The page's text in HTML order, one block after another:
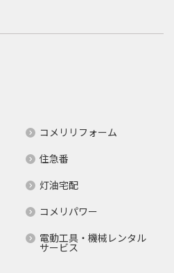
コメリリフォーム
住急番
灯油宅配
コメリパワー
電動工具・機械レンタル
サービス